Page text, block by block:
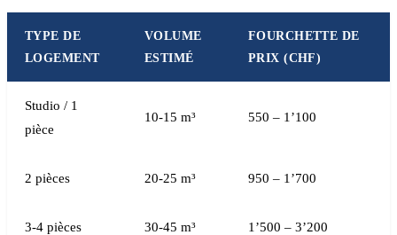
TYPE DE
LOGEMENT
VOLUME
ESTIMÉ
FOURCHETTE DE
PRIX (CHF)
Studio / 1
pièce
10-15 m³ 550 – 1’100
2 pièces 20-25 m³ 950 – 1’700
3-4 pièces 30-45 m³ 1’500 – 3’200